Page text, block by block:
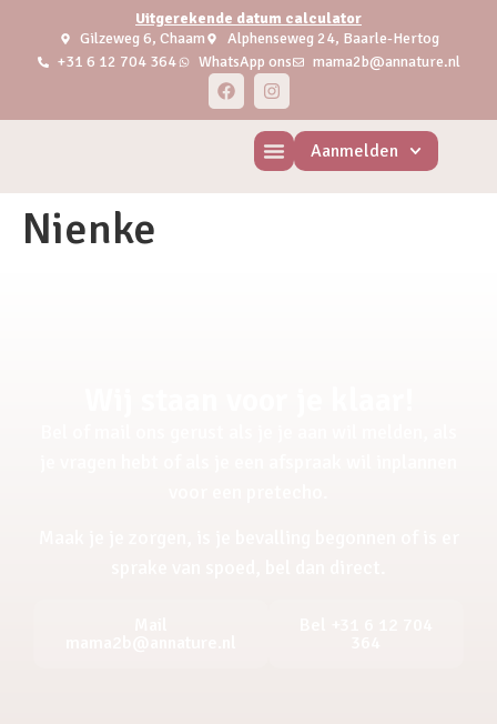
Uitgerekende datum calculator
Gilzeweg 6, Chaam
Alphenseweg 24, Baarle-Hertog
+31 6 12 704 364
WhatsApp ons mama2b@annature.nl
Aanmelden
Nienke